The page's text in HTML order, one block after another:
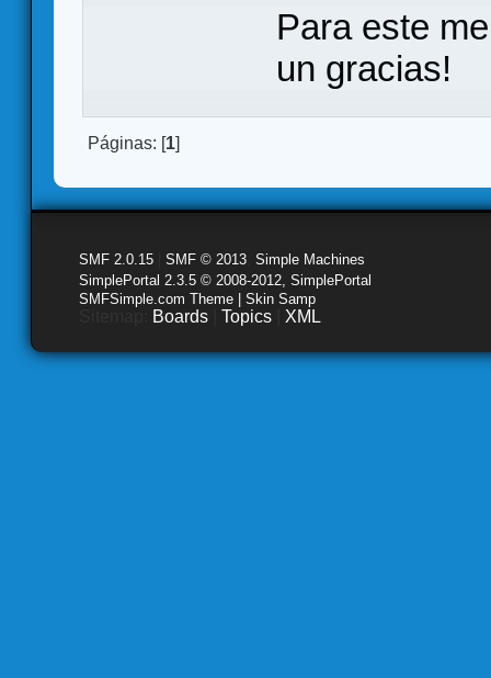
Para este
un gracias!
Páginas: [1]
SMF 2.0.15 SMF © 2013 Simple Machines
SimplePortal 2.3.5 © 2008-2012, SimplePortal
SMFSimple.com Theme | Skin Samp
Boards Topics XML